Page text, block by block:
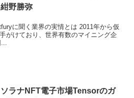
紺野勝弥
に聞く業界の実情とは 2011年から仮
がけており、世界有数のマイニング企
ソラナNFT電子市場Tensorのガ